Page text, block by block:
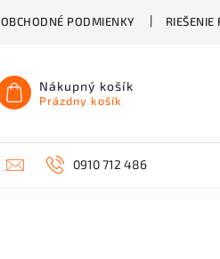
OBCHODNÉ PODMIENKY RIEŠENIE
Nákupný košík
Prázdny košík
0910 712 486